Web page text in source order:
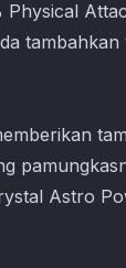
Physical
Astro